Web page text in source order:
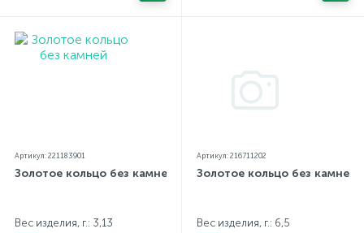
Артикул: 221183901
Золотое кольцо без камней
Вес изделия, г.: 3,13
Артикул: 216711202
Золотое кольцо без камней
Вес изделия, г.: 6,5